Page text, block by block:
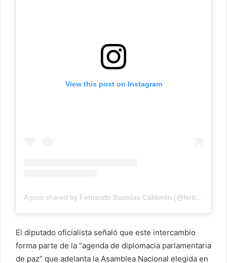
View this post on Instagram
A post shared by Fernando Bastidas Calderón (@ferbastidasc)
El diputado oficialista señaló que este intercambio
forma parte de la “agenda de diplomacia parlamentaria
de paz” que adelanta la Asamblea Nacional elegida en